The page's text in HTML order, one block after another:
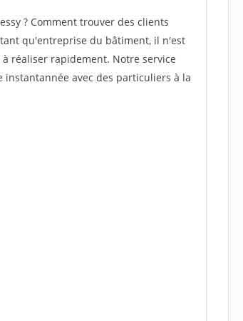
? Comment trouver des clients
qu'entreprise du bâtiment, il n'est
réaliser rapidement. Notre service
avec des particuliers à la